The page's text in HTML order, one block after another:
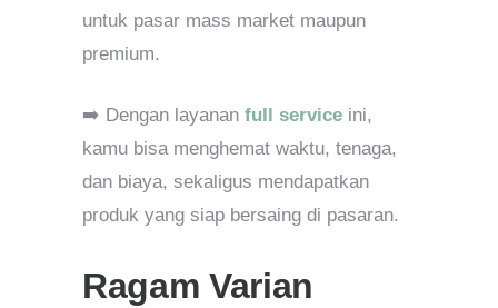
untuk pasar mass market maupun
premium.
➡️ Dengan layanan full service ini,
kamu bisa menghemat waktu, tenaga,
dan biaya, sekaligus mendapatkan
produk yang siap bersaing di pasaran.
Ragam Varian